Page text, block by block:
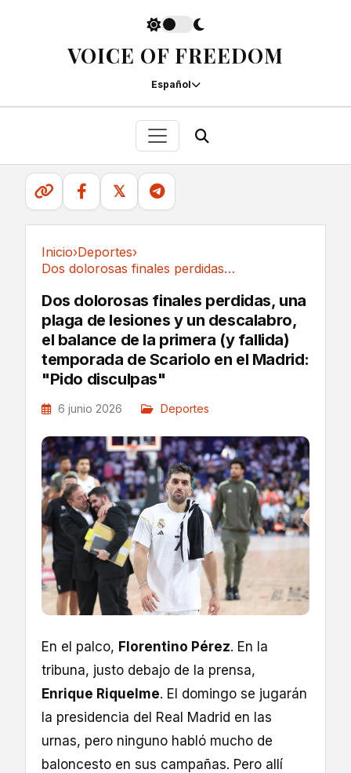
VOICE OF FREEDOM
Español
𝕏
Inicio›Deportes›
Dos dolorosas finales perdidas, una plaga de...
Dos dolorosas finales perdidas, una
plaga de lesiones y un descalabro,
el balance de la primera (y fallida)
temporada de Scariolo en el Madrid:
"Pido disculpas"
6 junio 2026 Deportes
En el palco, Florentino Pérez. En la
tribuna, justo debajo de la prensa,
Enrique Riquelme. El domingo se jugarán
la presidencia del Real Madrid en las
urnas, pero ninguno habló mucho de
baloncesto en sus campañas. Pero allí